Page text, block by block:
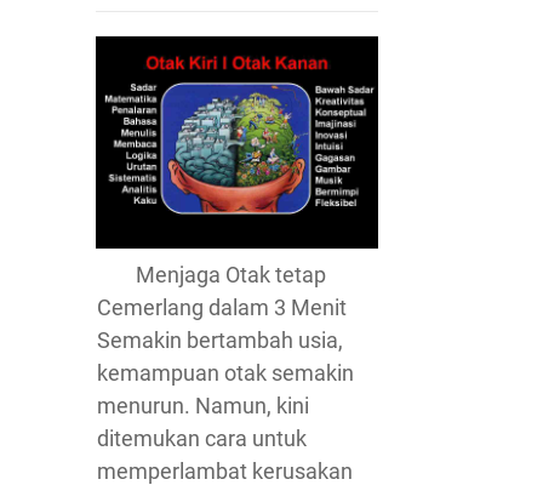
Menjaga Otak tetap
Cemerlang dalam 3 Menit
Semakin bertambah usia,
kemampuan otak semakin
menurun. Namun, kini
ditemukan cara untuk
memperlambat kerusakan